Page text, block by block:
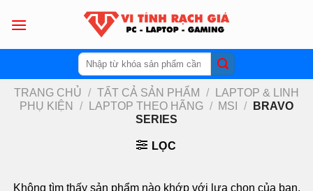
Tìm
kiếm:
TRANG CHỦ / TẤT CẢ SẢN PHẨM /
LAPTOP & LINH
PHỤ KIỆN
/ LAPTOP THEO HÃNG / MSI /
BRAVO
SERIES
LỌC
Không tìm thấy sản phẩm nào khớp với lựa chọn của bạn.